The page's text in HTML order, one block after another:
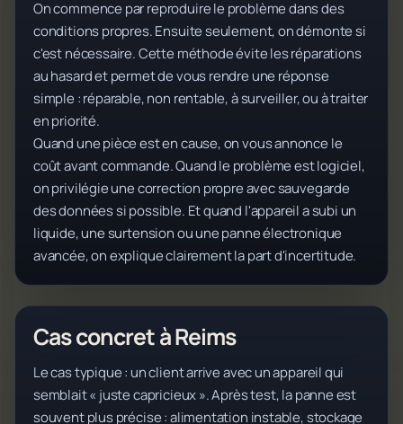
On commence par reproduire le problème dans des
conditions propres. Ensuite seulement, on démonte si
c'est nécessaire. Cette méthode évite les réparations
au hasard et permet de vous rendre une réponse
simple : réparable, non rentable, à surveiller, ou à traiter
en priorité.
Quand une pièce est en cause, on vous annonce le
coût avant commande. Quand le problème est logiciel,
on privilégie une correction propre avec sauvegarde
des données si possible. Et quand l'appareil a subi un
liquide, une surtension ou une panne électronique
avancée, on explique clairement la part d'incertitude.
Cas concret à Reims
Le cas typique : un client arrive avec un appareil qui
semblait « juste capricieux ». Après test, la panne est
souvent plus précise : alimentation instable, stockage